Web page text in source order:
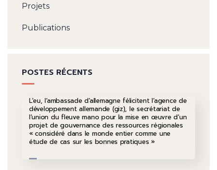
Projets
Publications
POSTES RÉCENTS
L’eu, l’ambassade d’allemagne félicitent l’agence de
développement allemande (giz), le secrétariat de
l’union du fleuve mano pour la mise en œuvre d’un
projet de gouvernance des ressources régionales
« considéré dans le monde entier comme une
étude de cas sur les bonnes pratiques »